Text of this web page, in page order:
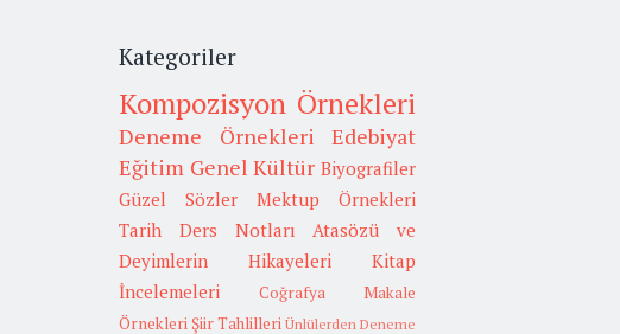
Kategoriler
Kompozisyon Örnekleri
Deneme Örnekleri
Edebiyat
Eğitim Genel Kültür Biyografiler
Güzel Sözler
Mektup Örnekleri
Tarih
Ders Notları
Atasözü ve
Deyimlerin Hikayeleri
Kitap
İncelemeleri
Coğrafya
Makale
Örnekleri Şiir Tahlilleri Ünlülerden Deneme